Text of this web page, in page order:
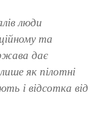
люди
та
дає
як пілотні
і відсотка від